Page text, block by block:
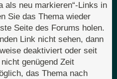
als neu markieren“-Links in
Sie das Thema wieder
Seite des Forums holen.
Link nicht sehen, dann
deaktiviert oder seit
genügend Zeit
das Thema nach